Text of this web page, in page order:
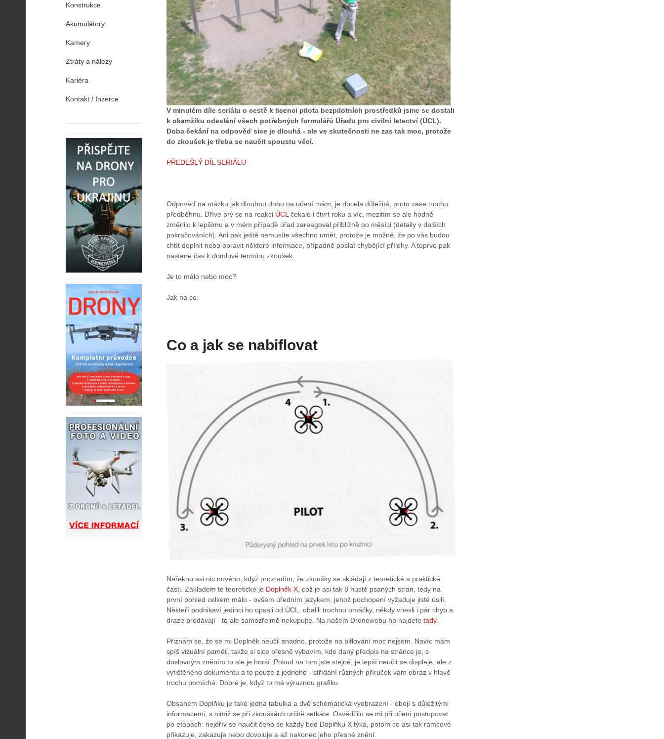
V minulém díle seriálu o cestě k licenci pilota bezpilotních prostředků jsme se dostali
k okamžiku odeslání všech potřebných formulářů Úřadu pro civilní letectví (ÚCL).
Doba čekání na odpověď sice je dlouhá - ale ve skutečnosti ne zas tak moc, protože
do zkoušek je třeba se naučit spoustu věcí.
PŘEDEŠLÝ DÍL SERIÁLU
Odpověď na otázku jak dlouhou dobu na učení mám, je docela důležitá, proto zase trochu
předběhnu. Dříve prý se na reakci ÚCL čekalo i čtvrt roku a víc, mezitím se ale hodně
změnilo k lepšímu a v mém případě úřad zareagoval přibližně po měsíci (detaily v dalších
pokračováních). Ani pak ještě nemusíte všechno umět, protože je možné, že po vás budou
chtít doplnit nebo opravit některé informace, případně poslat chybějící přílohy. A teprve pak
nastane čas k domluvě termínu zkoušek.
Je to málo nebo moc?
Jak na co.
Co a jak se nabiflovat
Neřeknu asi nic nového, když prozradím, že zkoušky se skládají z teoretické a praktické
části. Základem té teoretické je Doplněk X , což je asi tak 8 hustě psaných stran, tedy na
první pohled celkem málo - ovšem úředním jazykem, jehož pochopení vyžaduje jisté úsilí.
Někteří podnikaví jedinci ho opsali od ÚCL, obalili trochou omáčky, někdy vnesli i pár chyb a
draze prodávají - to ale samozřejmě nekupujte. Na našem Dronewebu ho najdete tady.
Přiznám se, že se mi Doplněk neučil snadno, protože na biflování moc nejsem. Navíc mám
spíš vizuální paměť, takže si sice přesně vybavím, kde daný předpis na stránce je, s
doslovným zněním to ale je horší. Pokud na tom jste stejně, je lepší neučit se displeje, ale z
vytištěného dokumentu a to pouze z jednoho - střídání různých příruček vám obraz v hlavě
trochu pomíchá. Dobré je, když to má výraznou grafiku.
Obsahem Doplňku je také jedna tabulka a dvě schématická vyobrazení - obojí s důležitými
informacemi, s nimiž se při zkouškách určitě setkáte. Osvědčilo se mi při učení postupovat
po etapách: nejdřív se naučit čeho se každý bod Doplňku X týká, potom co asi tak rámcově
přikazuje, zakazuje nebo dovoluje a až nakonec jeho přesné znění.
Konstrukce
Akumulátory
Kamery
Ztráty a nálezy
Kariéra
Kontakt / Inzerce